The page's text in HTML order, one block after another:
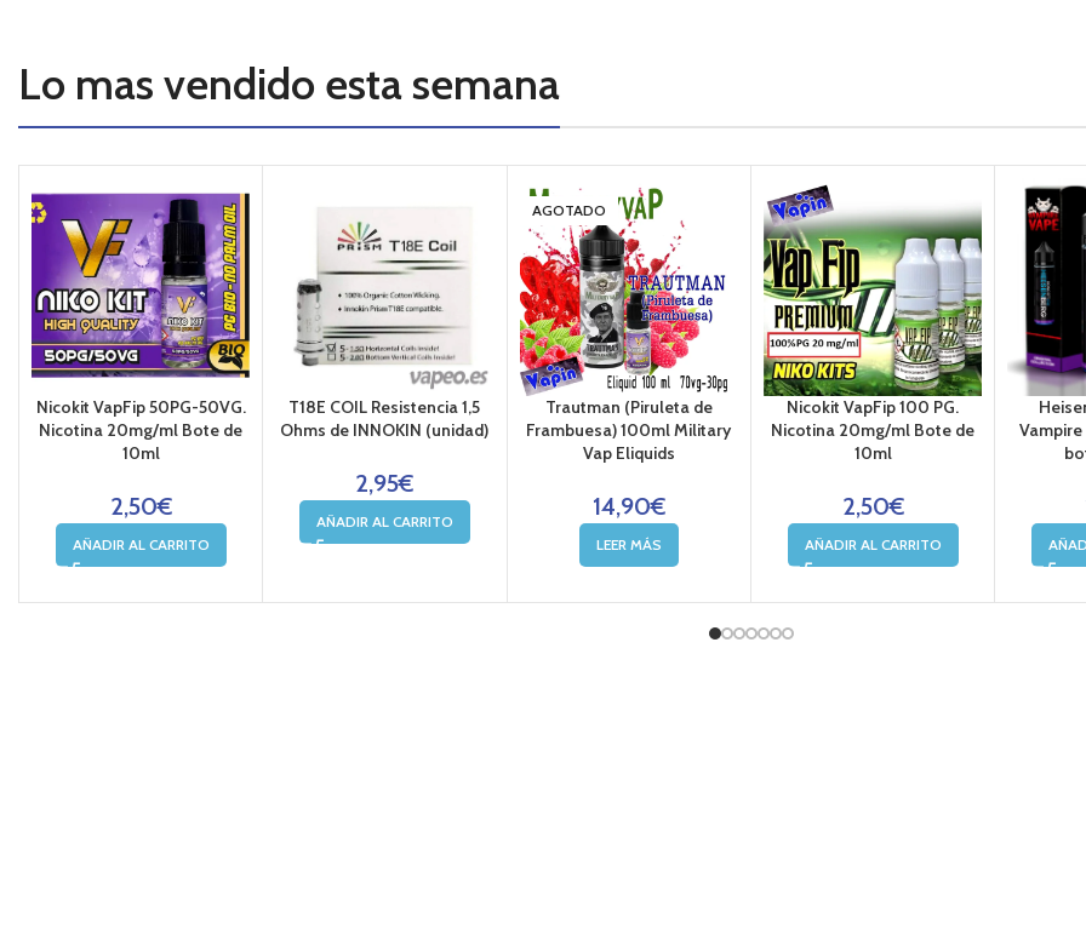
Lo mas vendido esta semana
Nicokit VapFip 50PG-50VG.
Nicotina 20mg/ml Bote de
10ml
2,50€
AÑADIR AL CARRITO
T18E COIL Resistencia 1,5
Ohms de INNOKIN (unidad)
2,95€
AÑADIR AL CARRITO
AGOTADO
Trautman (Piruleta de
Frambuesa) 100ml Military
Vap Eliquids
14,90€
LEER MÁS
Nicokit VapFip 100 PG.
Nicotina 20mg/ml Bote de
10ml
2,50€
AÑADIR AL CARRITO